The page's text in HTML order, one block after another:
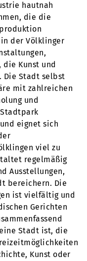
hautnah
die die
der Völklinger
die Kunst und
Stadt selbst
mit zahlreichen
und
eignet sich
viel zu
regelmäßig
Ausstellungen,
bereichern. Die
ist vielfältig und
Gerichten
Stadt ist, die
Kunst oder